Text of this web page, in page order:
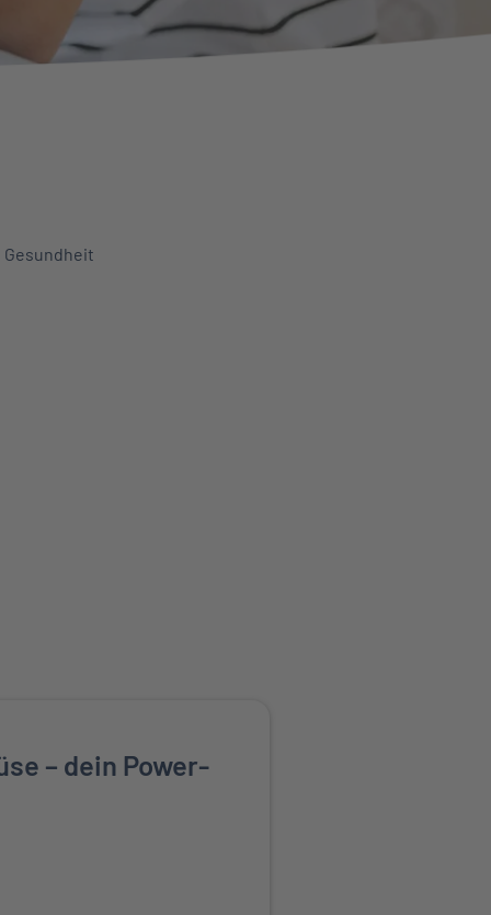
Gesundheit
GESUND LEBEN
– dein Power-